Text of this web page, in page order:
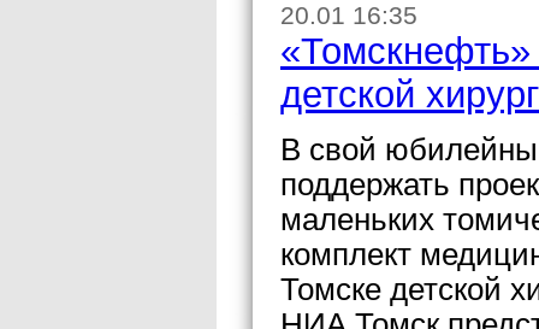
20.01 16:35
детской
В свой
поддержать
маленьких
комплект
Томске детской